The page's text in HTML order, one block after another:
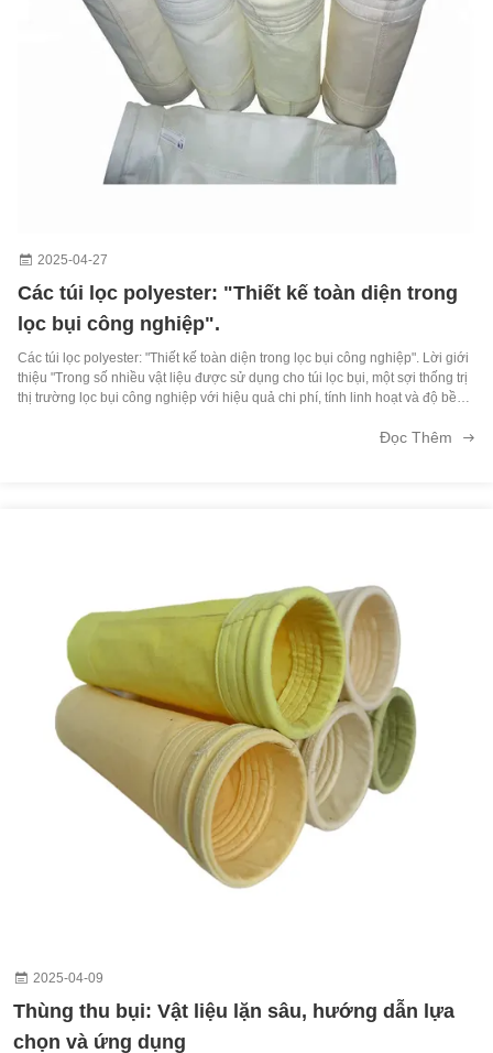
2025-04-27
Các túi lọc polyester: "Thiết kế toàn diện trong
lọc bụi công nghiệp".
Các túi lọc polyester: "Thiết kế toàn diện trong lọc bụi công nghiệp". Lời giới
thiệu "Trong số nhiều vật liệu được sử dụng cho túi lọc bụi, một sợi thống trị
thị trường lọc bụi công nghiệp với hiệu quả chi phí, tính linh hoạt và độ bền
Đọc Thêm
2025-04-09
Thùng thu bụi: Vật liệu lặn sâu, hướng dẫn lựa
chọn và ứng dụng